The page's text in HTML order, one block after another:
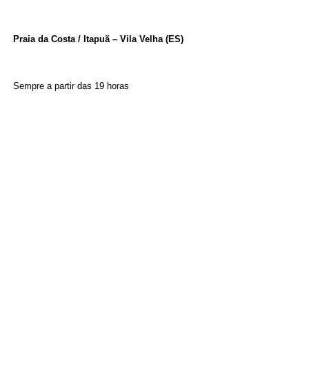
Praia da Costa / Itapuã – Vila Velha (ES)
Sempre a partir das 19 horas